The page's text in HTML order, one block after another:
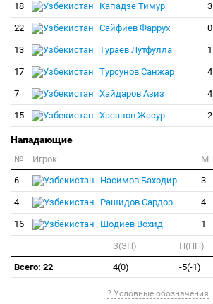
18 Кападзе Тимур 3
22 Сайфиев Фаррух 0
13 Тураев Лутфулла 1
17 Турсунов Санжар 4
7 Хайдаров Азиз 4
15 Хасанов Жасур 2
Нападающие
№ Игрок M
6
Насимов Баходир 3
4 Рашидов Сардор 4
16 Шодиев Вохид 1
З(ЗП) П(ПП)
Всего: 22
4(0) -5(-1)
? Условные обозначения